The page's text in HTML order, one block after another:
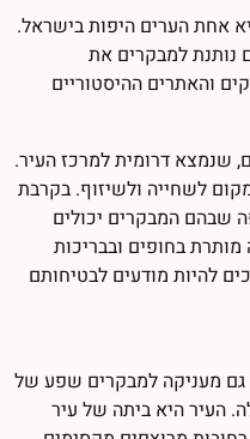
אחת הערים היפות בישראל.
נותנת למבקרים את
והאתרים ההיסטוריים
שנמצא דרומית למרכז העיר.
לשחייה ולשיזוף. בקרבת
שבהם המבקרים יכולים
בחופים ובבריכות
להיות מודעים לבטיחותם
גם מעניקה למבקרים שפע של
העיר היא ביתה של עיר